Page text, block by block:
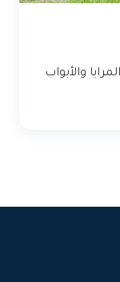
والأبواب